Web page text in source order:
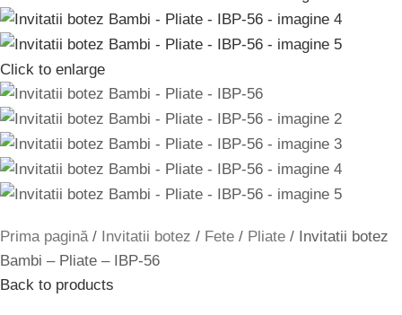
Click to enlarge
Prima pagină Invitatii botez Fete Pliate
Invitatii botez
Bambi – Pliate – IBP-56
Back to products